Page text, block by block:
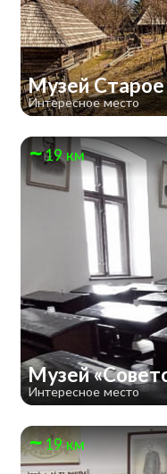
Музей
Интересное место
19 км
Музей
Интересное место
19 км